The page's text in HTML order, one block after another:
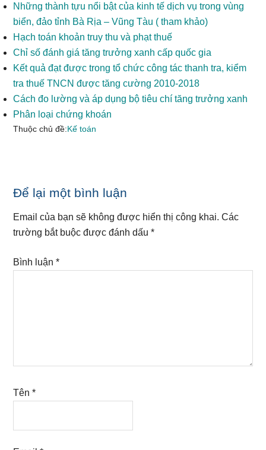
Những thành tựu nổi bật của kinh tế dịch vụ trong vùng
biển, đảo tỉnh Bà Rịa – Vũng Tàu ( tham khảo)
Hạch toán khoản truy thu và phạt thuế
Chỉ số đánh giá tăng trưởng xanh cấp quốc gia
Kết quả đạt được trong tổ chức công tác thanh tra, kiểm
tra thuế TNCN được tăng cường 2010-2018
Cách đo lường và áp dụng bộ tiêu chí tăng trưởng xanh
Phân loại chứng khoán
Thuộc chủ đề:Kế toán
Reader
Interactions
Để lại một bình luận
Email của bạn sẽ không được hiển thị công khai. Các
trường bắt buộc được đánh dấu*
Bình luận*
Tên*